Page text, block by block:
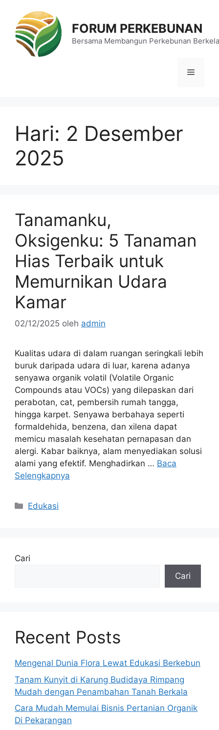
FORUM PERKEBUNAN
Bersama Membangun Perkebunan
Menu
Hari: 2 Desember
2025
Tanamanku,
Oksigenku: 5 Tanaman
Hias Terbaik untuk
Memurnikan Udara
Kamar
02/12/2025 oleh admin
Kualitas udara di dalam ruangan seringkali lebih
buruk daripada udara di luar, karena adanya
senyawa organik volatil (Volatile Organic
Compounds atau VOCs) yang dilepaskan dari
perabotan, cat, pembersih rumah tangga,
hingga karpet. Senyawa berbahaya seperti
formaldehida, benzena, dan xilena dapat
memicu masalah kesehatan pernapasan dan
alergi. Kabar baiknya, alam menyediakan solusi
alami yang efektif. Menghadirkan … Baca
Selengkapnya
Kategori
Edukasi
Cari
Cari
Recent Posts
Mengenal Dunia Flora Lewat Edukasi Berkebun
Tanam Kunyit di Karung Budidaya Rimpang
Mudah dengan Penambahan Tanah Berkala
Cara Mudah Memulai Bisnis Pertanian Organik
Di Pekarangan